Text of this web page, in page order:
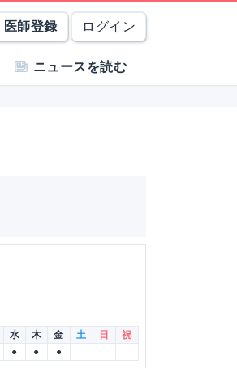
医師登録 ログイン
ニュースを読む
水 木 金 土 日
祝
● ● ●